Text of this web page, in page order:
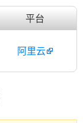
平台
阿里云